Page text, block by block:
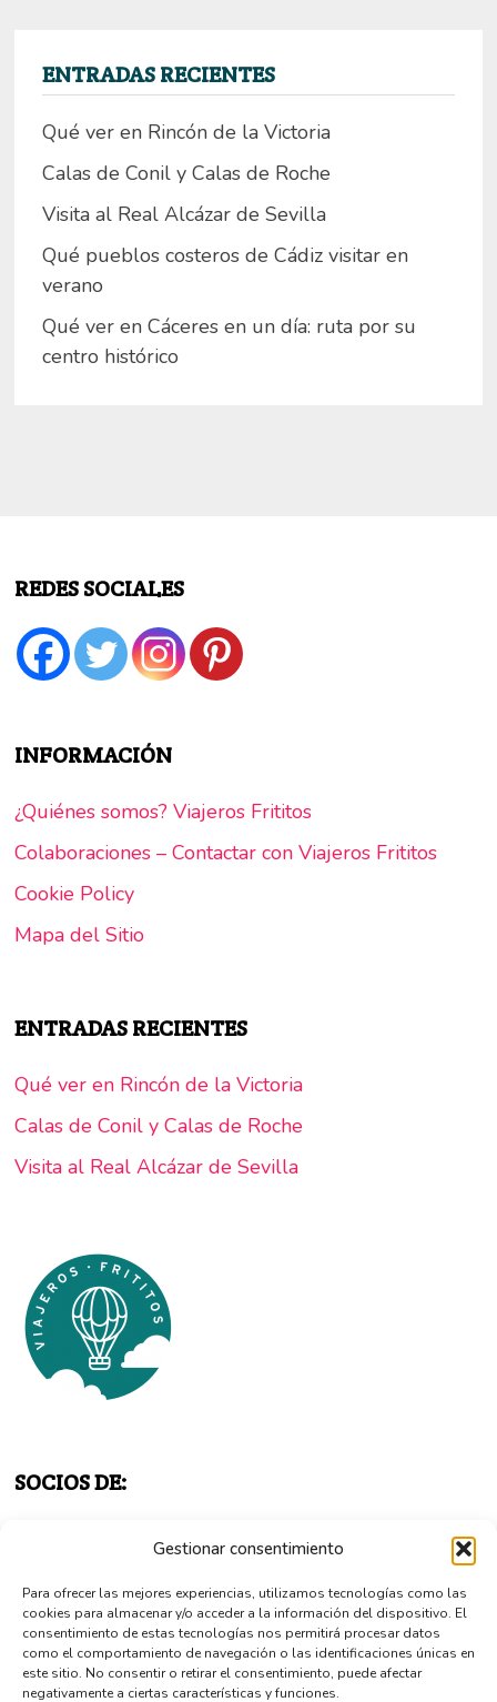
Gestionar consentimiento
Para ofrecer las mejores experiencias, utilizamos tecnologías como las
cookies para almacenar y/o acceder a la información del dispositivo. El
consentimiento de estas tecnologías nos permitirá procesar datos
como el comportamiento de navegación o las identificaciones únicas en
este sitio. No consentir o retirar el consentimiento, puede afectar
negativamente a ciertas características y funciones.
ENTRADAS RECIENTES
Qué ver en Rincón de la Victoria
Calas de Conil y Calas de Roche
Visita al Real Alcázar de Sevilla
Qué pueblos costeros de Cádiz visitar en
verano
Qué ver en Cáceres en un día: ruta por su
centro histórico
REDES SOCIALES
INFORMACIÓN
¿Quiénes somos? Viajeros Frititos
Colaboraciones – Contactar con Viajeros Frititos
Cookie Policy
Mapa del Sitio
ENTRADAS RECIENTES
Qué ver en Rincón de la Victoria
Calas de Conil y Calas de Roche
Visita al Real Alcázar de Sevilla
SOCIOS DE: